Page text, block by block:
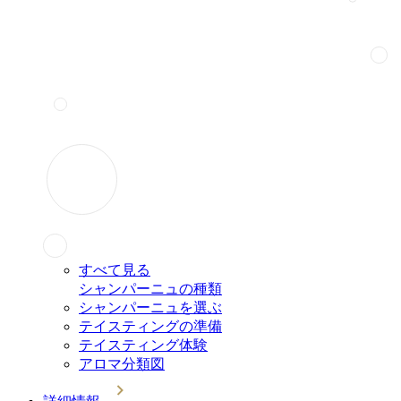
すべて見る
シャンパーニュの種類
シャンパーニュを選ぶ
テイスティングの準備
テイスティング体験
アロマ分類図